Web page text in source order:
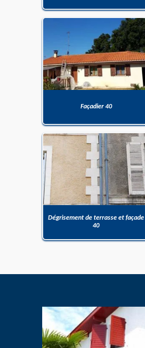
Façadier 40
Dégrisement de terrasse et façade
40